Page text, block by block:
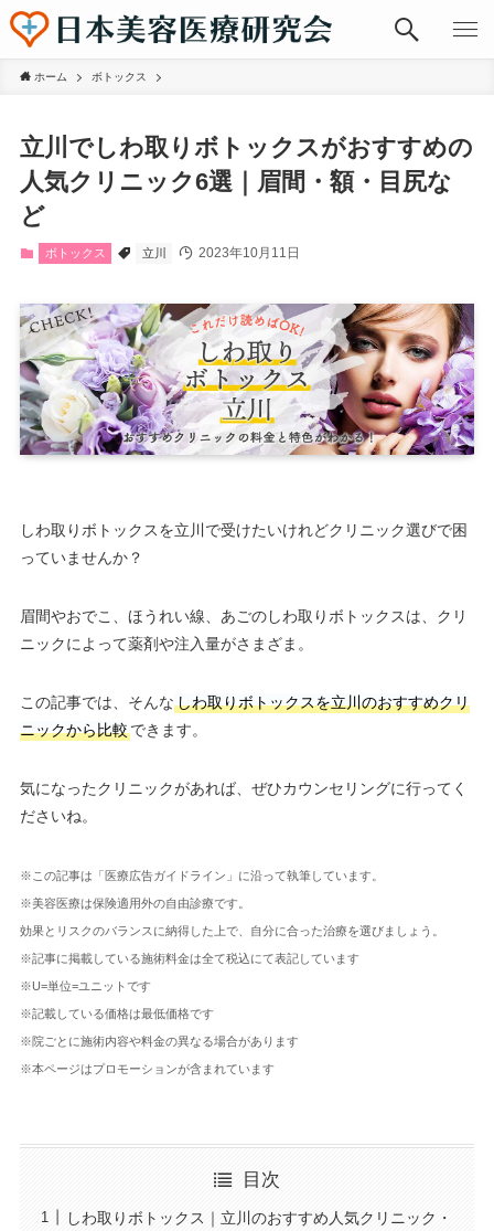
ホーム ボトックス
立川でしわ取りボトックスがおすすめの
人気クリニック6選｜眉間・額・目尻な
ど
ボトックス 立川 2023年10月11日
しわ取りボトックスを立川で受けたいけれどクリニック選びで困
っていませんか？
眉間やおでこ、ほうれい線、あごのしわ取りボトックスは、クリ
ニックによって薬剤や注入量がさまざま。
この記事では、そんなしわ取りボトックスを立川のおすすめクリ
ニックから比較できます。
気になったクリニックがあれば、ぜひカウンセリングに行ってく
ださいね。
※この記事は「医療広告ガイドライン」に沿って執筆しています。
※美容医療は保険適用外の自由診療です。
効果とリスクのバランスに納得した上で、自分に合った治療を選びましょう。
※記事に掲載している施術料金は全て税込にて表記しています
※U=単位=ユニットです
※記載している価格は最低価格です
※院ごとに施術内容や料金の異なる場合があります
※本ページはプロモーションが含まれています
目次
しわ取りボトックス｜立川のおすすめ人気クリニック・